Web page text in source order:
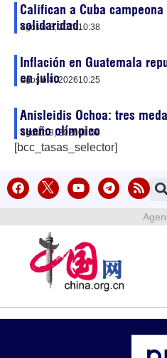
Califican a Cuba
solidaridad
agosto 8, 202610:38
Inflación en Guatemala
en julio
agosto 8, 202610:25
Anisleidis Ochoa: tres
sueño olímpico
agosto 8, 202608:54
[bcc_tasas_selector]